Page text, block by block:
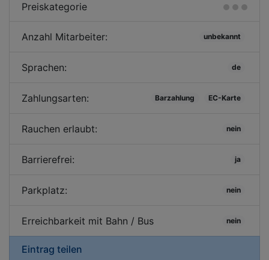
Preiskategorie
Anzahl Mitarbeiter: unbekannt
Sprachen: de
Zahlungsarten: Barzahlung EC-Karte
Rauchen erlaubt: nein
Barrierefrei: ja
Parkplatz: nein
Erreichbarkeit mit Bahn / Bus nein
Eintrag teilen